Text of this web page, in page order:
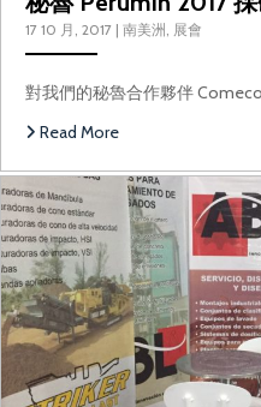
17 10 月, 2017 | 南美洲 , 展會
對我們的秘魯合作夥伴
Read More